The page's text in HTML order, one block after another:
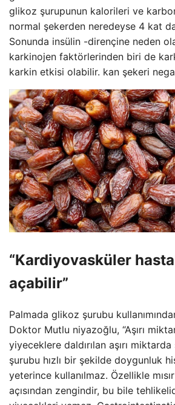
glikoz şurupunun kalorileri ve
normal şekerden neredeyse 4 kat
Sonunda insülin -dirençine neden
karkinojen faktörlerinden biri de
karkin etkisi olabilir. kan şekeri
“Kardiyovasküler
açabilir”
Palmada glikoz şurubu
Doktor Mutlu niyazoğlu, “Aşırı
yiyeceklere daldırılan aşırı
şurubu hızlı bir şekilde doygunluk
yeterince kullanılmaz. Özellikle
açısından zengindir, bu bile